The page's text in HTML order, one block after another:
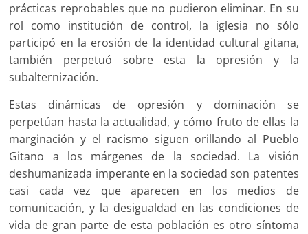
prácticas reprobables que no pudieron eliminar. En su
rol como institución de control, la iglesia no sólo
participó en la erosión de la identidad cultural gitana,
también perpetuó sobre esta la opresión y la
subalternización.
Estas dinámicas de opresión y dominación se
perpetúan hasta la actualidad, y cómo fruto de ellas la
marginación y el racismo siguen orillando al Pueblo
Gitano a los márgenes de la sociedad. La visión
deshumanizada imperante en la sociedad son patentes
casi cada vez que aparecen en los medios de
comunicación, y la desigualdad en las condiciones de
vida de gran parte de esta población es otro síntoma